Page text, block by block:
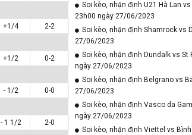
+1/4
2-2
+1/2
0-2
- 1/2
0-0
- 1 1/2
2-0
Soi kèo, nhận định U21 Hà Lan
23h00 ngày 27/06/2023
Soi kèo, nhận định Shamrock vs
27/06/2023
Soi kèo, nhận định Dundalk vs St
ngày 27/06/2023
Soi kèo, nhận định Belgrano vs
27/06/2023
Soi kèo, nhận định Vasco da
ngày 27/06/2023
Soi kèo, nhận định Viettel vs